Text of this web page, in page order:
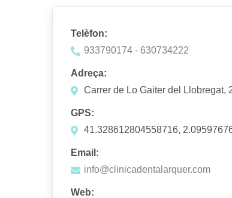
Telèfon:
933790174 - 630734222
Adreça:
Carrer de Lo Gaiter del Llobregat,
GPS:
41.328612804558716,
Email:
info@clinicadentalarquer.com
Web: